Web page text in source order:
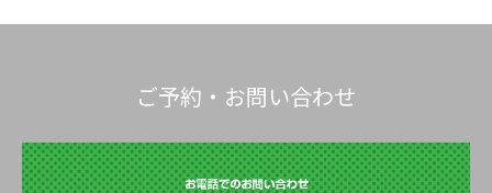
ご予約・お問い合わせ